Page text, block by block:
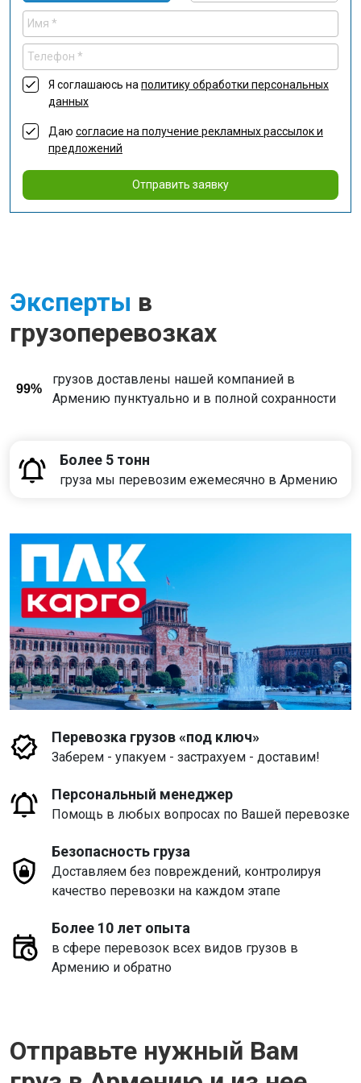
Я соглашаюсь наполитику обработки персональных
данных
Даю согласие на получение рекламных рассылок и
предложений
Отправить заявку
Эксперты в
грузоперевозках
99%
грузов доставлены нашей компанией в
Армению пунктуально и в полной сохранности
Более 5 тонн
груза мы перевозим ежемесячно в Армению
Перевозка грузов «под ключ»
Заберем - упакуем - застрахуем - доставим!
Персональный менеджер
Помощь в любых вопросах по Вашей перевозке
Безопасность груза
Доставляем без повреждений, контролируя
качество перевозки на каждом этапе
Более 10 лет опыта
в сфере перевозок всех видов грузов в
Армению и обратно
Отправьте нужный Вам